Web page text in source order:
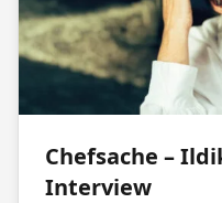
Chefsache –
Interview